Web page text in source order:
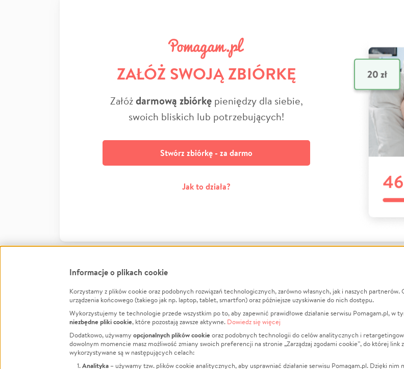
ZAŁÓŻ SWOJĄ ZBIÓRKĘ
Załóżdarmową zbiórkępieniędzy dla siebie,
swoich bliskich lub potrzebujących!
Stwórz zbiórkę - za darmo
Jak to działa?
FacebookTwitter Instagram
LinkedInTikTok Youtube
Informacje
Jak to działa?
Regulamin
Polityka Prywatności
O nas
Opinie
Raporty
Za darmo
Informacje o plikach cookie
Korzystamy z plików cookie oraz podobnych rozwiązań technologicznych, zarówno własnych, jak i naszych
urządzenia końcowego (takiego jak np. laptop, tablet, smartfon) oraz późniejsze uzyskiwanie do nich dostępu.
Wykorzystujemy te technologie przede wszystkim po to, aby zapewnić prawidłowe działanie serwisu Pomagam.pl, w
niezbędne pliki cookie, które pozostają zawsze aktywne. Dowiedz się więcej
Dodatkowo, używamy opcjonalnych plików cookieoraz podobnych technologii do celów analitycznych i
dowolnym momencie masz możliwość zmiany swoich preferencji na stronie „Zarządzaj zgodami cookie”, do której
wykorzystywane są w następujących celach:
Analityka – używamy tzw. plików cookie analitycznych, aby usprawniać działanie serwisu Pomagam.pl. Dzięki